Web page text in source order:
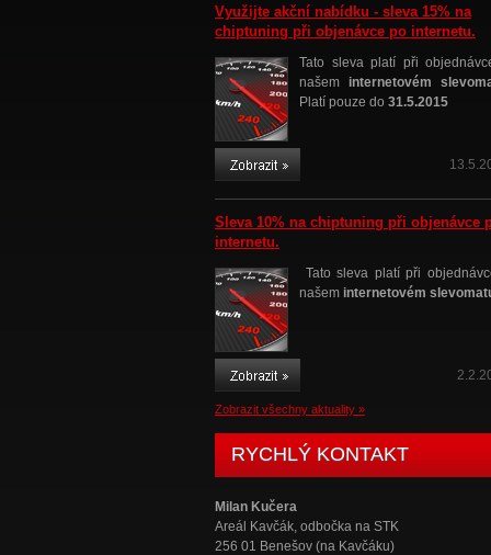
Využijte akční nabídku - sleva 15% na
chiptuning při objenávce po internetu.
Tato sleva platí při
našem internetovém
Platí pouze do 31.5.2015
Sleva 10% na chiptuning při objenávce
internetu.
Tato sleva platí při
našem internetovém
Zobrazit všechny aktuality »
RYCHLÝ KONTAKT
Milan Kučera
Areál Kavčák, odbočka na STK
256 01 Benešov (na Kavčáku)